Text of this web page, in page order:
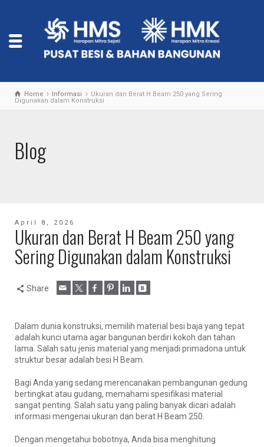
Home Informasi
Ukuran dan Berat H Beam 250 yang Sering
Digunakan dalam Konstruksi
Blog
April 8, 2026
Ukuran dan Berat H Beam 250 yang
Sering Digunakan dalam Konstruksi
Share
Dalam dunia konstruksi, memilih material besi baja yang tepat
adalah kunci utama agar bangunan berdiri kokoh dan tahan
lama. Salah satu jenis material yang menjadi primadona untuk
struktur besar adalah besi H Beam.
Bagi Anda yang sedang merencanakan pembangunan gedung
bertingkat atau gudang, memahami spesifikasi material
sangat penting. Salah satu yang paling banyak dicari adalah
informasi mengenai ukuran dan berat H Beam 250.
Dengan mengetahui bobotnya, Anda bisa menghitung